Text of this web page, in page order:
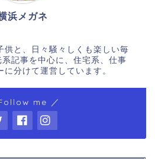
浜メガネ
供と、日々騒々しくも楽しい毎
記事を中心に、住宅系、仕事
分けて運営しています。
me ／